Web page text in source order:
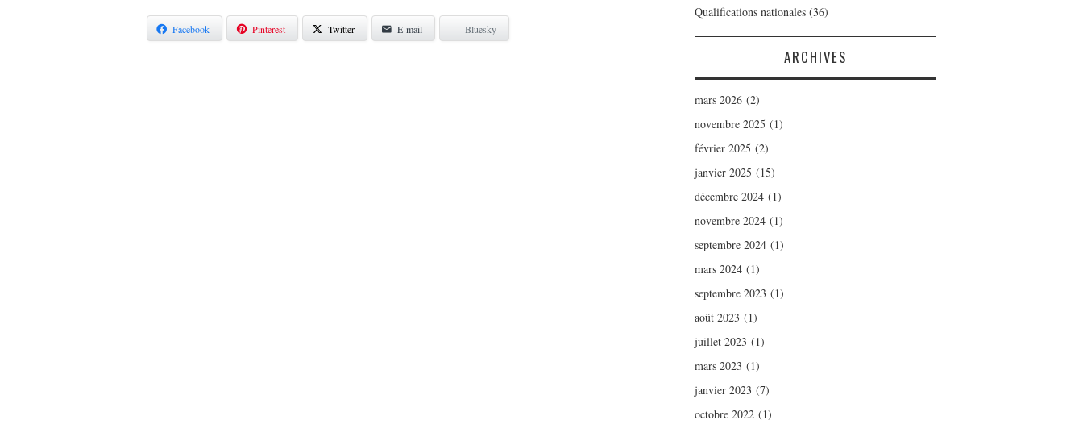
Facebook Pinterest Twitter E-mail Bluesky
Qualifications nationales (36)
ARCHIVES
mars 2026 (2)
novembre 2025 (1)
février 2025 (2)
janvier 2025 (15)
décembre 2024 (1)
novembre 2024 (1)
septembre 2024 (1)
mars 2024 (1)
septembre 2023 (1)
août 2023 (1)
juillet 2023 (1)
mars 2023 (1)
janvier 2023 (7)
octobre 2022 (1)